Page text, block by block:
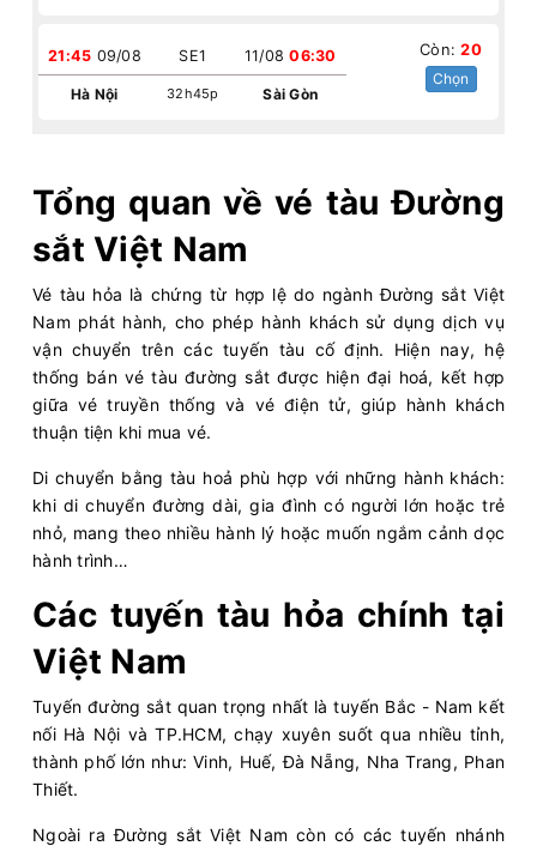
21:45 09/08
Hà Nội
SE1
32h45p
11/0806:30
Sài Gòn
Còn:20
Chọn
Tổng quan về vé tàu Đường
sắt Việt Nam
Vé tàu hỏa là chứng từ hợp lệ do ngành Đường sắt Việt
Nam phát hành, cho phép hành khách sử dụng dịch vụ
vận chuyển trên các tuyến tàu cố định. Hiện nay, hệ
thống bán vé tàu đường sắt được hiện đại hoá, kết hợp
giữa vé truyền thống và vé điện tử, giúp hành khách
thuận tiện khi mua vé.
Di chuyển bằng tàu hoả phù hợp với những hành khách:
khi di chuyển đường dài, gia đình có người lớn hoặc trẻ
nhỏ, mang theo nhiều hành lý hoặc muốn ngắm cảnh dọc
hành trình…
Các tuyến tàu hỏa chính tại
Việt Nam
Tuyến đường sắt quan trọng nhất là tuyến Bắc - Nam kết
nối Hà Nội và TP.HCM, chạy xuyên suốt qua nhiều tỉnh,
thành phố lớn như: Vinh, Huế, Đà Nẵng, Nha Trang, Phan
Thiết.
Ngoài ra Đường sắt Việt Nam còn có các tuyến nhánh